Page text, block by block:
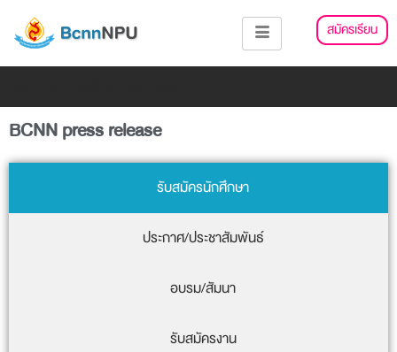
สมัครเรียน
BCNN press release
รับสมัครนักศึกษา
ประกาศ/ประชาสัมพันธ์
อบรม/สัมนา
รับสมัครงาน